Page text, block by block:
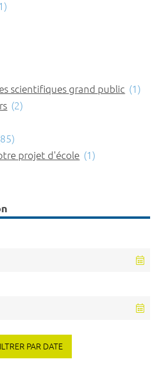
scientifiques grand public (1)
(2)
projet d'école (1)
PAR DATE